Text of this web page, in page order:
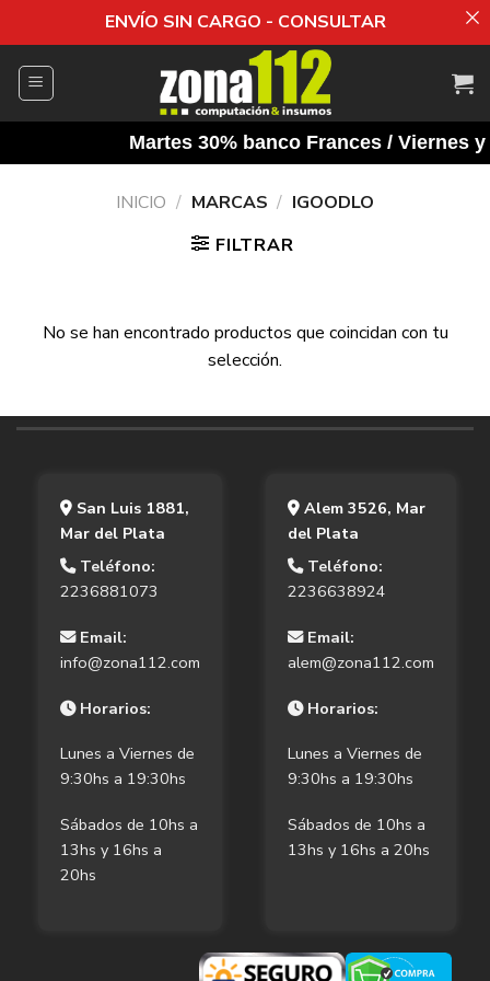
ENVÍO SIN CARGO - CONSULTAR
Martes 30% banco Frances / Viernes
INICIO / MARCAS / IGOODLO
FILTRAR
No se han encontrado productos que coincidan con tu
selección.
San Luis 1881,
Mar del Plata
Teléfono:
2236881073
Email:
info@zona112.com
Horarios:
Lunes a Viernes de
9:30hs a 19:30hs
Sábados de 10hs a
13hs y 16hs a
20hs
Alem 3526, Mar
del Plata
Teléfono:
2236638924
Email:
alem@zona112.com
Horarios:
Lunes a Viernes de
9:30hs a 19:30hs
Sábados de 10hs a
13hs y 16hs a 20hs